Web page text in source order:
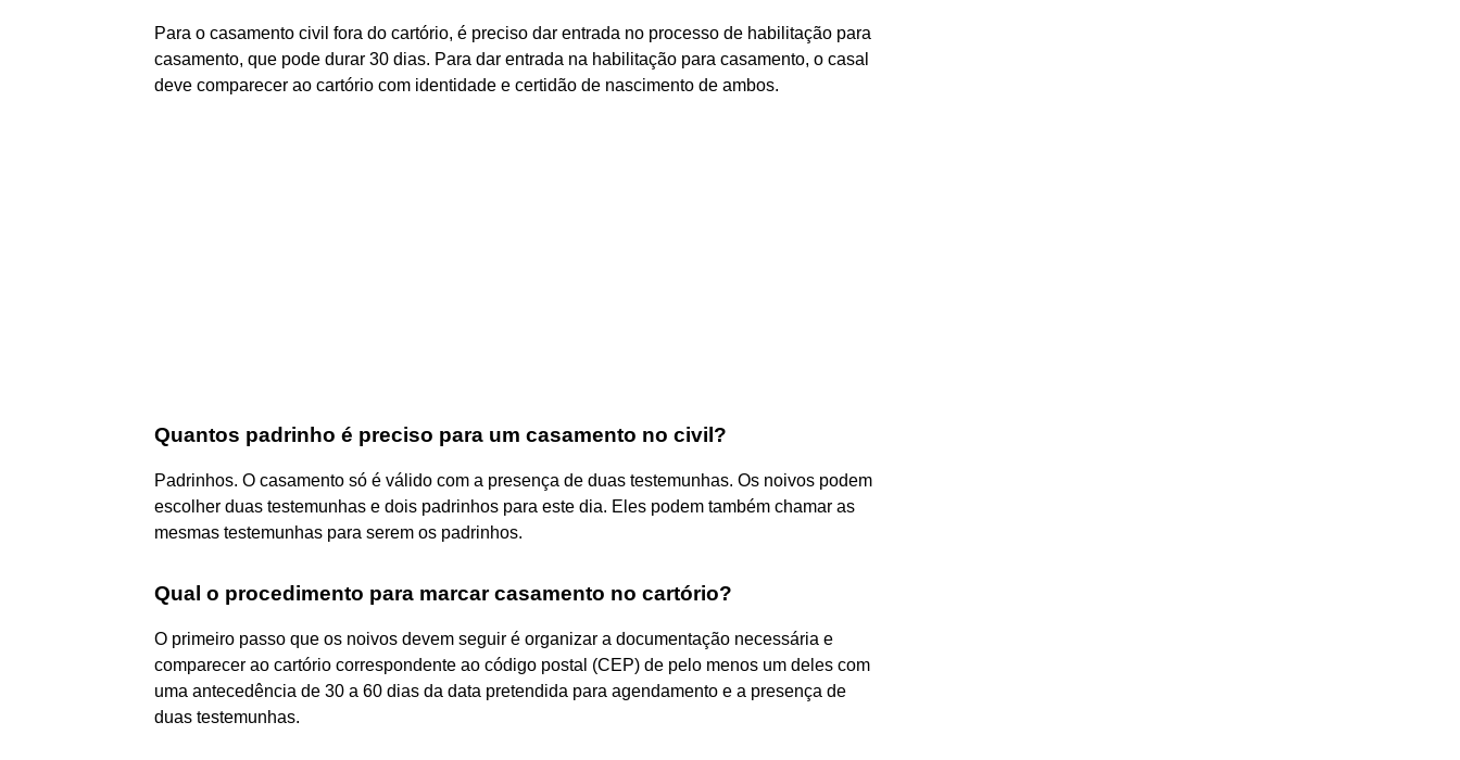
Para o casamento civil fora do cartório, é preciso dar entrada no processo de habilitação para
casamento, que pode durar 30 dias. Para dar entrada na habilitação para casamento, o casal
deve comparecer ao cartório com identidade e certidão de nascimento de ambos.
Quantos padrinho é preciso para um casamento no civil?
Padrinhos. O casamento só é válido com a presença de duas testemunhas. Os noivos podem
escolher duas testemunhas e dois padrinhos para este dia. Eles podem também chamar as
mesmas testemunhas para serem os padrinhos.
Qual o procedimento para marcar casamento no cartório?
O primeiro passo que os noivos devem seguir é organizar a documentação necessária e
comparecer ao cartório correspondente ao código postal (CEP) de pelo menos um deles com
uma antecedência de 30 a 60 dias da data pretendida para agendamento e a presença de
duas testemunhas.